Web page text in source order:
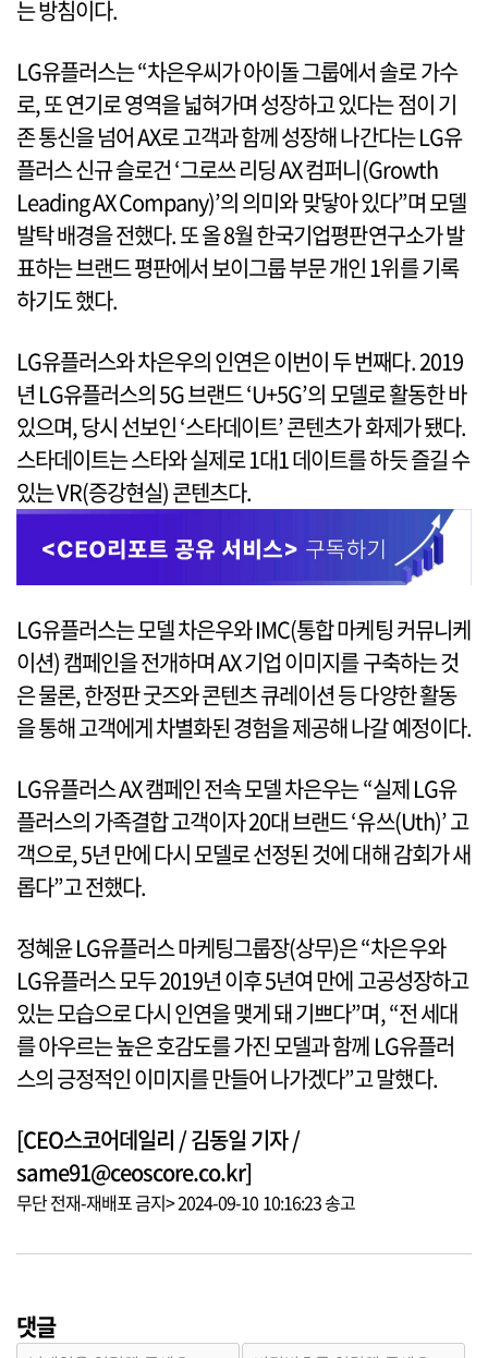
는 방침이다.
LG유플러스는 “차은우씨가 아이돌 그룹에서 솔로 가수
로, 또 연기로 영역을 넓혀가며 성장하고 있다는 점이 기
존 통신을 넘어 AX로 고객과 함께 성장해 나간다는 LG유
플러스 신규 슬로건 ‘그로쓰 리딩 AX 컴퍼니(Growth
Leading AX Company)’의 의미와 맞닿아 있다”며 모델
발탁 배경을 전했다. 또 올 8월 한국기업평판연구소가 발
표하는 브랜드 평판에서 보이그룹 부문 개인 1위를 기록
하기도 했다.
LG유플러스와 차은우의 인연은 이번이 두 번째다. 2019
년 LG유플러스의 5G 브랜드 ‘U+5G’의 모델로 활동한 바
있으며, 당시 선보인 ‘스타데이트’ 콘텐츠가 화제가 됐다.
스타데이트는 스타와 실제로 1대1 데이트를 하듯 즐길 수
있는 VR(증강현실) 콘텐츠다.
LG유플러스는 모델 차은우와 IMC(통합 마케팅 커뮤니케
이션) 캠페인을 전개하며 AX 기업 이미지를 구축하는 것
은 물론, 한정판 굿즈와 콘텐츠 큐레이션 등 다양한 활동
을 통해 고객에게 차별화된 경험을 제공해 나갈 예정이다.
LG유플러스 AX 캠페인 전속 모델 차은우는 “실제 LG유
플러스의 가족결합 고객이자 20대 브랜드 ‘유쓰(Uth)’ 고
객으로, 5년 만에 다시 모델로 선정된 것에 대해 감회가 새
롭다”고 전했다.
정혜윤 LG유플러스 마케팅그룹장(상무)은 “차은우와
LG유플러스 모두 2019년 이후 5년여 만에 고공성장하고
있는 모습으로 다시 인연을 맺게 돼 기쁘다”며, “전 세대
를 아우르는 높은 호감도를 가진 모델과 함께 LG유플러
스의 긍정적인 이미지를 만들어 나가겠다”고 말했다.
[CEO스코어데일리 / 김동일 기자 /
same91@ceoscore.co.kr]
무단 전재-재배포 금지> 2024-09-10 10:16:23 송고
댓글